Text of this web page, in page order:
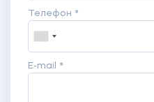
Телефон *
E-mail *